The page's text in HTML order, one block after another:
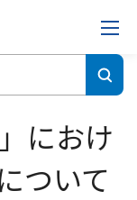
受賞について
におけ
ついて